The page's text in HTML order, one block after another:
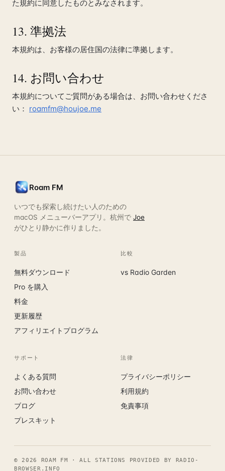
た規約に同意したものとみなされます。
13. 準拠法
本規約は、お客様の居住国の法律に準拠します。
14. お問い合わせ
本規約についてご質問がある場合は、お問い合わせくださ
い： roamfm@houjoe.me
Roam FM
いつでも探索し続けたい人のための
macOS メニューバーアプリ。杭州で Joe
がひとり静かに作りました。
製品
無料ダウンロード
Pro を購入
料金
更新履歴
アフィリエイトプログラム
比較
vs Radio Garden
サポート
よくある質問
お問い合わせ
ブログ
プレスキット
法律
プライバシーポリシー
利用規約
免責事項
©2026
ROAM FM · ALL STATIONS PROVIDED BY RADIO-
BROWSER.INFO